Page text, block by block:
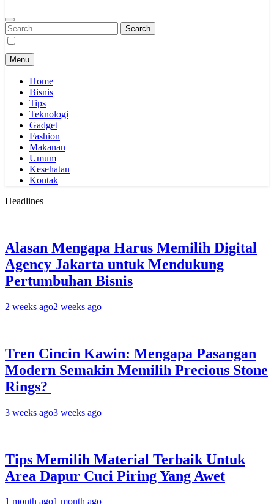
Search
for:
Menu
Home
Bisnis
Tips
Teknologi
Gadget
Fashion
Makanan
Umum
Kesehatan
Kontak
Headlines
Alasan Mengapa Harus Memilih Digital
Agency Jakarta untuk Mendukung
Pertumbuhan Bisnis
2 weeks ago2 weeks ago
Tren Cincin Kawin: Mengapa Pasangan
Modern Semakin Memilih Precious Stone
Rings?
3 weeks ago3 weeks ago
Tips Memilih Material Terbaik Untuk
Area Dapur Cuci Piring Yang Awet
1 month ago1 month ago